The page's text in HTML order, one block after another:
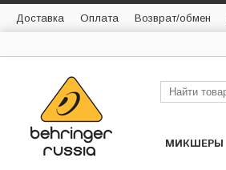
Доставка Оплата Возврат/обмен
МИКШЕРЫ